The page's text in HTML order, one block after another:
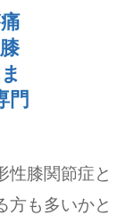
門
性膝関節症と
方も多いかと